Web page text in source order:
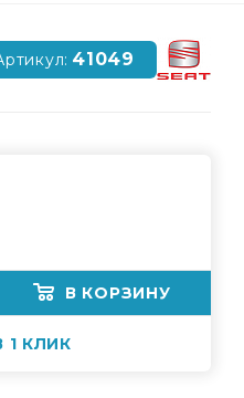
41049
В КОРЗИНУ
1 КЛИК